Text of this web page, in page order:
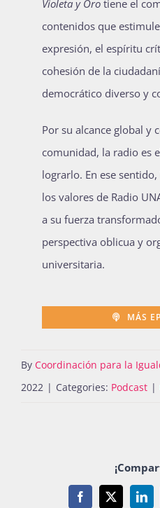
Violeta y Oro tiene el
contenidos que
expresión, el espíritu
cohesión de la
democrático diverso y
Por su alcance global y
comunidad, la radio es
lograrlo. En ese sentido,
los valores de Radio
a su fuerza
perspectiva oblicua y
universitaria.
MÁS
By Coordinación para la
2022 | Categories: Podcast |
Facebook
X